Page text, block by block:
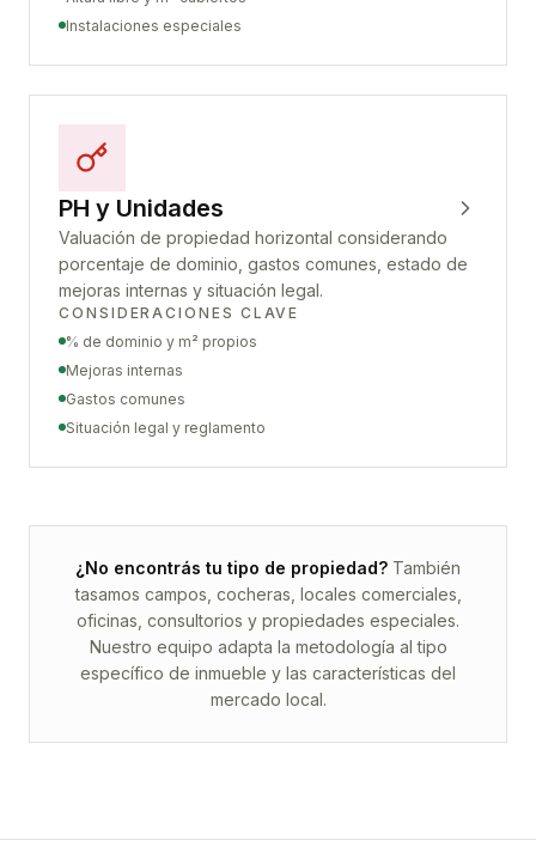
Instalaciones especiales
PH y Unidades
Valuación de propiedad horizontal considerando
porcentaje de dominio, gastos comunes, estado de
mejoras internas y situación legal.
CONSIDERACIONES CLAVE
% de dominio y m² propios
Mejoras internas
Gastos comunes
Situación legal y reglamento
¿No encontrás tu tipo de propiedad? También
tasamos campos, cocheras, locales comerciales,
oficinas, consultorios y propiedades especiales.
Nuestro equipo adapta la metodología al tipo
específico de inmueble y las características del
mercado local.